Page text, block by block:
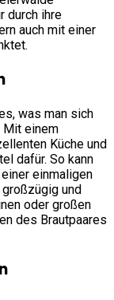
durch ihre
auch mit einer
was man sich
Mit einem
Küche und
dafür. So kann
einmaligen
und
oder großen
des Brautpaares